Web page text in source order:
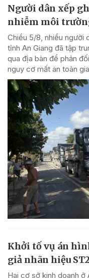
Người dân xếp
nhiễm môi
Chiều 5/8, nhiều người
tỉnh An Giang đã tập
qua địa bàn để phản
nguy cơ mất an toàn
Khởi tố vụ án
giả nhãn hiệu
Hai cơ sở kinh doanh ở